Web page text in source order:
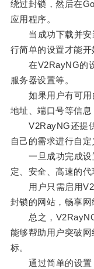
绕过封锁，然后在
应用程序。
当成功下载并安
行简单的设置才能开
在V2RayNG的设
服务器设置等。
如果用户有可用
地址、端口号等信息
V2RayNG还提供
自己的需求进行自定
一旦成功完成设
定、安全、高速的代
用户只需启用
封锁的网站，畅享网
总之，V2RayNG
能够帮助用户突破
标。
通过简单的设置